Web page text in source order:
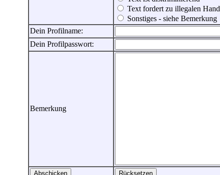
Text fordert zu illegalen
Sonstiges - siehe Bemerkung
Dein Profilname:
Dein Profilpasswort:
Bemerkung